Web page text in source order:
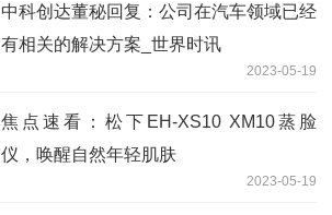
中科创达董秘回复：公司在汽车领域已经
有相关的解决方案_世界时讯
2023-05-19
焦点速看：松下EH-XS10 XM10蒸脸
仪，唤醒自然年轻肌肤
2023-05-19